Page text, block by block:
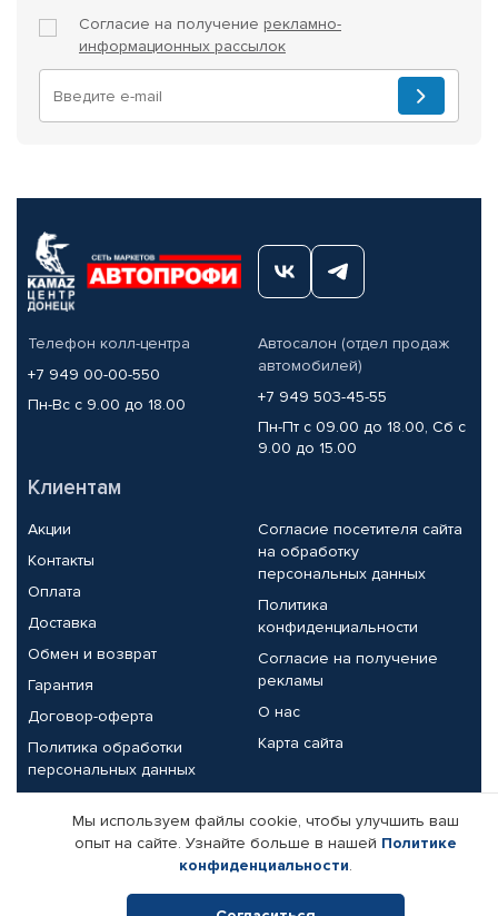
Согласие на получение рекламно-
информационных рассылок
Телефон колл-центра
+7 949 00-00-550
Пн-Вс с 9.00 до 18.00
Автосалон (отдел продаж
автомобилей)
+7 949 503-45-55
Пн-Пт с 09.00 до 18.00, Сб с
9.00 до 15.00
Клиентам
Акции
Контакты
Оплата
Доставка
Обмен и возврат
Гарантия
Договор-оферта
Политика обработки
персональных данных
Согласие посетителя сайта
на обработку
персональных данных
Политика
конфиденциальности
Согласие на получение
рекламы
О нас
Карта сайта
Партнерам
Корпоративным клиентам
Поставщикам
Реквизиты компании
Мы используем файлы cookie, чтобы улучшить ваш
опыт на сайте. Узнайте больше в нашей Политике
конфиденциальности.